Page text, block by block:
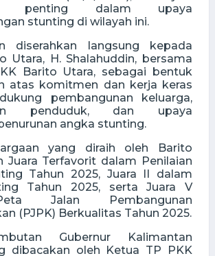
penting dalam upaya
stunting di wilayah ini.
diserahkan langsung kepada
Utara, H. Shalahuddin, bersama
Barito Utara, sebagai bentuk
atas komitmen dan kerja keras
pembangunan keluarga,
penduduk, dan upaya
angka stunting.
yang diraih oleh Barito
Juara Terfavorit dalam Penilaian
Tahun 2025, Juara II dalam
Tahun 2025, serta Juara V
Jalan Pembangunan
(PJPK) Berkualitas Tahun 2025.
Gubernur Kalimantan
dibacakan oleh Ketua TP PKK